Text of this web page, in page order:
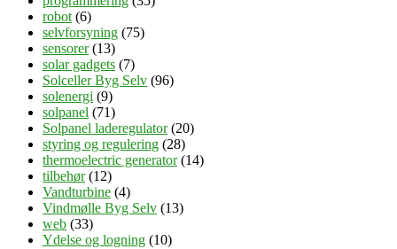
robot(6)
selvforsyning (75)
sensorer(13)
solar gadgets (7)
Solceller Byg Selv (96)
solenergi (9)
solpanel (71)
Solpanel laderegulator(20)
styring og regulering (28)
thermoelectric generator(14)
tilbehør(12)
Vandturbine (4)
Vindmølle Byg Selv (13)
web (33)
Ydelse og logning (10)